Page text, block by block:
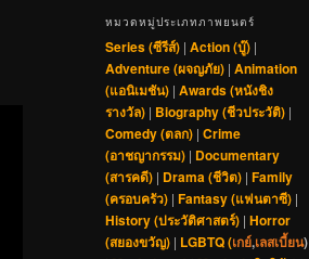
หมวดหมู่ประเภทภาพยนตร์
Series (ซีรีส์) | Action (บู๊) |
Adventure (ผจญภัย) | Animation
(แอนิเมชัน) | Awards (หนังชิง
รางวัล) | Biography (ชีวประวัติ) |
Comedy (ตลก) | Crime
(อาชญากรรม) | Documentary
(สารคดี) | Drama (ชีวิต) | Family
(ครอบครัว) | Fantasy (แฟนตาซี) |
History (ประวัติศาสตร์) | Horror
(สยองขวัญ) | LGBTQ (เกย์,เลสเบี้ยน)